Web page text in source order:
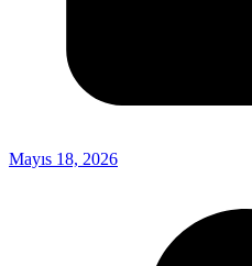
Mayıs 18, 2026